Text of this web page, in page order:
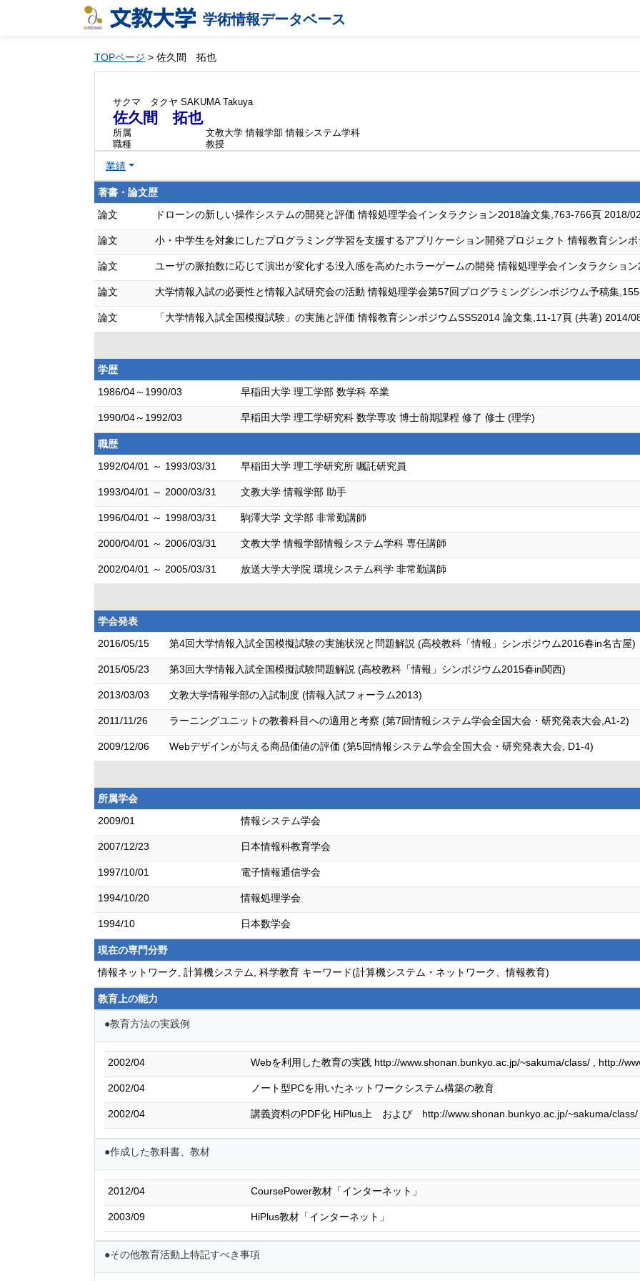
学術情報データベース
TOPページ > 佐久間 拓也
サクマ タクヤ SAKUMA Takuya
佐久間 拓也
所属
文教大学 情報学部 情報システム学科
職種
教授
業績
著書・論文歴
論文
ドローンの新しい操作システムの開発と評価 情報処理学会インタラクション2018論文集,763-766頁 2018/
論文 小・中学生を対象にしたプログラミング学習を支援するアプリケーション開発プロジェクト 情報教育シン
論文 ユーザの脈拍数に応じて演出が変化する没入感を高めたホラーゲームの開発 情報処理学会インタラクショ
論文 大学情報入試の必要性と情報入試研究会の活動 情報処理学会第57回プログラミングシンポジウム予稿集
論文 「大学情報入試全国模擬試験」の実施と評価 情報教育シンポジウムSSS2014 論文集,11-17頁 (共著) 2014/
学歴
1986/04～1990/03
早稲田大学 理工学部 数学科 卒業
1990/04～1992/03 早稲田大学 理工学研究科 数学専攻 博士前期課程 修了 修士 (理学)
職歴
1992/04/01 ～ 1993/03/31
早稲田大学 理工学研究所 嘱託研究員
1993/04/01 ～ 2000/03/31 文教大学 情報学部 助手
1996/04/01 ～ 1998/03/31 駒澤大学 文学部 非常勤講師
2000/04/01 ～ 2006/03/31 文教大学 情報学部情報システム学科 専任講師
2002/04/01 ～ 2005/03/31 放送大学大学院 環境システム科学 非常勤講師
学会発表
2016/05/15
第4回大学情報入試全国模擬試験の実施状況と問題解説 (高校教科「情報」シンポジウム2016春in名古屋)
2015/05/23 第3回大学情報入試全国模擬試験問題解説 (高校教科「情報」シンポジウム2015春in関西)
2013/03/03 文教大学情報学部の入試制度 (情報入試フォーラム2013)
2011/11/26 ラーニングユニットの教養科目への適用と考察 (第7回情報システム学会全国大会・研究発表大会,A1-2)
2009/12/06 Webデザインが与える商品価値の評価 (第5回情報システム学会全国大会・研究発表大会, D1-4)
所属学会
2009/01
情報システム学会
2007/12/23 日本情報科教育学会
1997/10/01 電子情報通信学会
1994/10/20 情報処理学会
1994/10 日本数学会
現在の専門分野
情報ネットワーク, 計算機システム, 科学教育 キーワード(計算機システム・ネットワーク、情報教育)
教育上の能力
●教育方法の実践例
2002/04 Webを利用した教育の実践 http://www.shonan.bunkyo.ac.jp/~sakuma/class/ , http://
2002/04 ノート型PCを用いたネットワークシステム構築の教育
2002/04 講義資料のPDF化 HiPlus上 および http://www.shonan.bunkyo.ac.jp/~sakuma/class/
●作成した教科書、教材
2012/04 CoursePower教材「インターネット」
2003/09 HiPlus教材「インターネット」
●その他教育活動上特記すべき事項